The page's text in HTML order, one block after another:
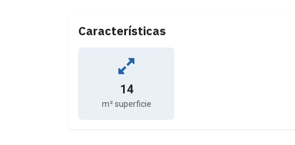
Características
14
m² superficie